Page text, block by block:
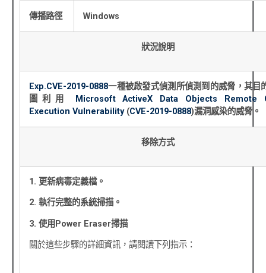
傳播路徑 Windows
狀況說明
Exp.CVE-2019-0888一種被啟發式偵測所偵測到的威脅，其目
圖利用
Microsoft ActiveX Data Objects Remote
Execution Vulnerability (CVE-2019-0888)漏洞感染的威脅。
移除方式
1. 更新病毒定義檔。
2. 執行完整的系統掃描。
3. 使用 Power Eraser掃描
關於這些步驟的詳細資訊，請閱讀下列指示：